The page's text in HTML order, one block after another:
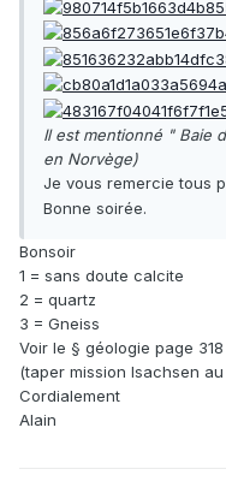
Il est mentionné " Baie
en Norvège)
Je vous remercie tous
Bonne soirée.
Bonsoir
1 = sans doute calcite
2 = quartz
3 = Gneiss
Voir le § géologie page
(taper mission Isachsen
Cordialement
Alain